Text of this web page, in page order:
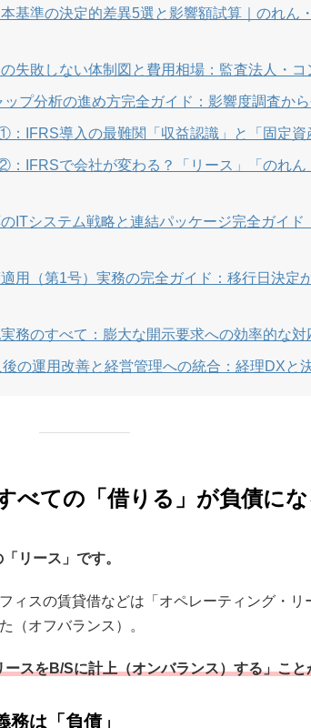
基準の決定的差異5選と影響額試算｜のれん
失敗しない体制図と費用相場：監査法人・コ
ップ分析の進め方完全ガイド：影響度調査か
：IFRS導入の最難関「収益認識」と「固定資
：IFRSで会社が変わる？「リース」「のれ
ITシステム戦略と連結パッケージ完全ガイド
用（第1号）実務の完全ガイド：移行日決定
務のすべて：膨大な開示要求への効率的な
の運用改善と経営管理への統合：経理DXと
べての「借りる」が負債にな
リース」です。
ィスの賃貸借などは「オペレーティング・リ
（オフバランス）。
スをB/Sに計上（オンバランス）する」こと
は「負債」